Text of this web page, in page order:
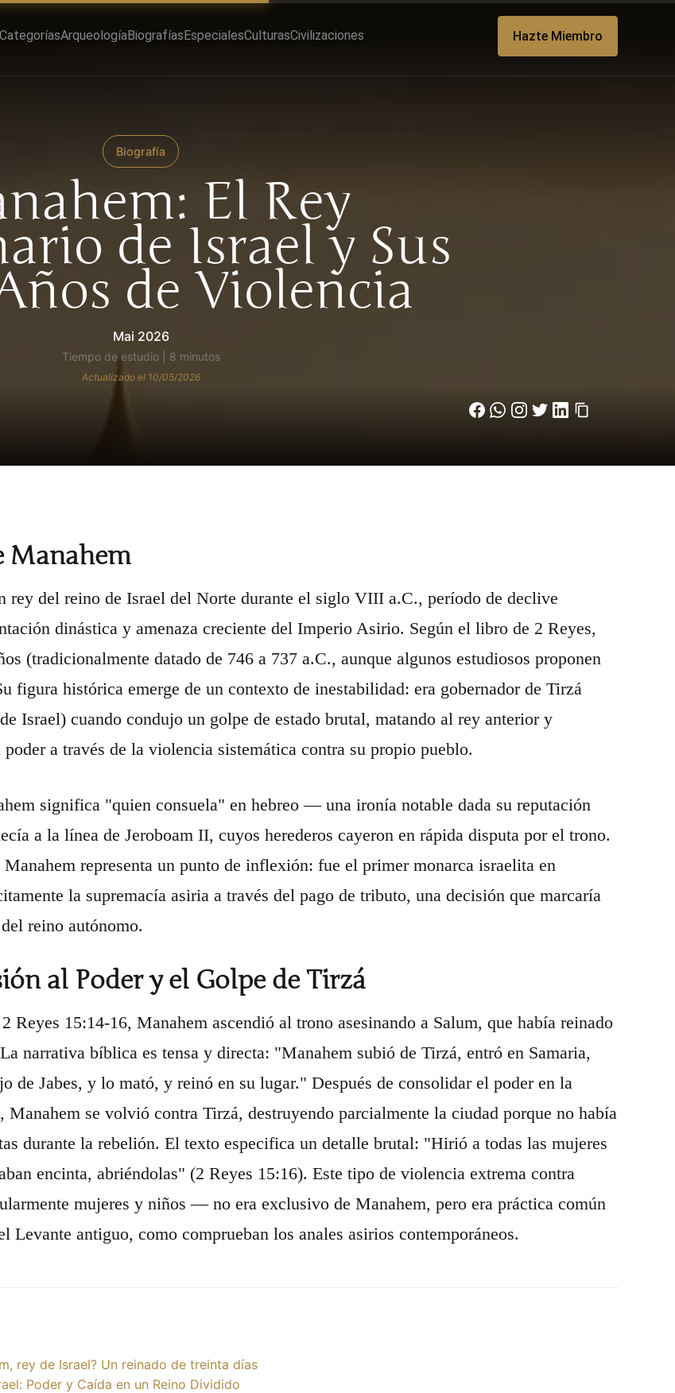
ArqueologíaBiografíasEspecialesCulturasCivilizaciones Hazte Miembro
Biografía
El Rey
de Israel y Sus
de Violencia
Mai 2026
Tiempo de estudio | 8 minutos
Actualizado el 10/05/2026
Manahem
rey del reino de Israel del Norte durante el siglo VIII a.C., período de declive
dinástica y amenaza creciente del Imperio Asirio. Según el libro de 2 Reyes,
(tradicionalmente datado de 746 a 737 a.C., aunque algunos estudiosos proponen
figura histórica emerge de un contexto de inestabilidad: era gobernador de Tirzá
Israel) cuando condujo un golpe de estado brutal, matando al rey anterior y
a través de la violencia sistemática contra su propio pueblo.
significa "quien consuela" en hebreo — una ironía notable dada su reputación
a la línea de Jeroboam II, cuyos herederos cayeron en rápida disputa por el trono.
Manahem representa un punto de inflexión: fue el primer monarca israelita en
la supremacía asiria a través del pago de tributo, una decisión que marcaría
reino autónomo.
al Poder y el Golpe de Tirzá
Reyes 15:14-16, Manahem ascendió al trono asesinando a Salum, que había reinado
narrativa bíblica es tensa y directa: "Manahem subió de Tirzá, entró en Samaria,
de Jabes, y lo mató, y reinó en su lugar." Después de consolidar el poder en la
Manahem se volvió contra Tirzá, destruyendo parcialmente la ciudad porque no había
durante la rebelión. El texto especifica un detalle brutal: "Hirió a todas las mujeres
encinta, abriéndolas" (2 Reyes 15:16). Este tipo de violencia extrema contra
mujeres y niños — no era exclusivo de Manahem, pero era práctica común
Levante antiguo, como comprueban los anales asirios contemporáneos.
rey de Israel? Un reinado de treinta días
Poder y Caída en un Reino Dividido